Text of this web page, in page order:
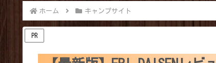
ホーム キャンプサイト
PR